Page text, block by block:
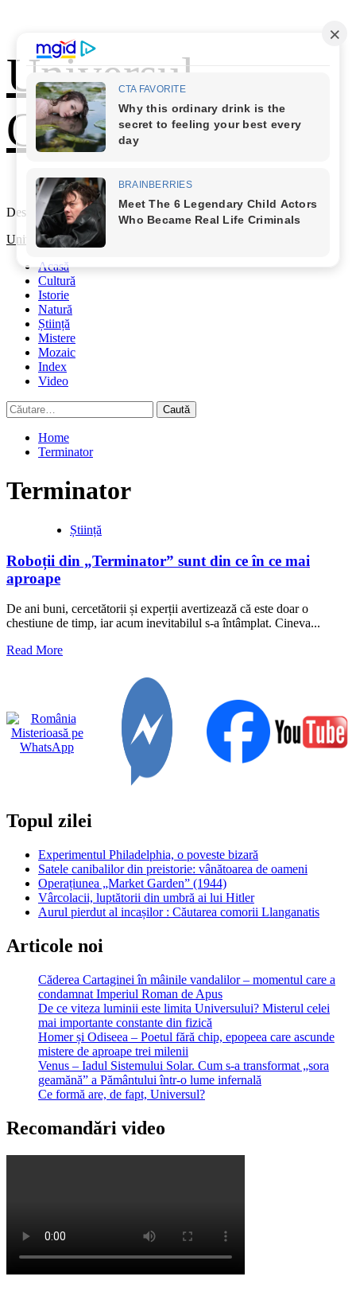
content
Universul
Cunoașterii
Descoperă Lumea
Primary
Universul Cunoașterii
Acasă
Cultură
Istorie
Natură
Știință
Mistere
Mozaic
Index
Video
Caută
după:
Home
Terminator
Terminator
Știință
Roboții din „Terminator” sunt din ce în ce mai
aproape
De ani buni, cercetătorii și experții avertizează că este doar o
chestiune de timp, iar acum inevitabilul s-a întâmplat. Cineva...
Read MoreRead
„Terminator”
sunt
din
aproape
Topul zilei
Experimentul Philadelphia, o poveste bizară
Satele canibalilor din preistorie: vânătoarea de oameni
Operațiunea „Market Garden” (1944)
Vârcolacii, luptătorii din umbră ai lui Hitler
Aurul pierdut al incașilor : Căutarea comorii Llanganatis
Articole noi
Căderea Cartaginei în mâinile vandalilor – momentul care a
condamnat Imperiul Roman de Apus
De ce viteza luminii este limita Universului? Misterul celei
mai importante constante din fizică
Homer și Odiseea – Poetul fără chip, epopeea care ascunde
mistere de aproape trei milenii
Venus – Iadul Sistemului Solar. Cum s-a transformat „sora
geamănă” a Pământului într-o lume infernală
Ce formă are, de fapt, Universul?
Recomandări video